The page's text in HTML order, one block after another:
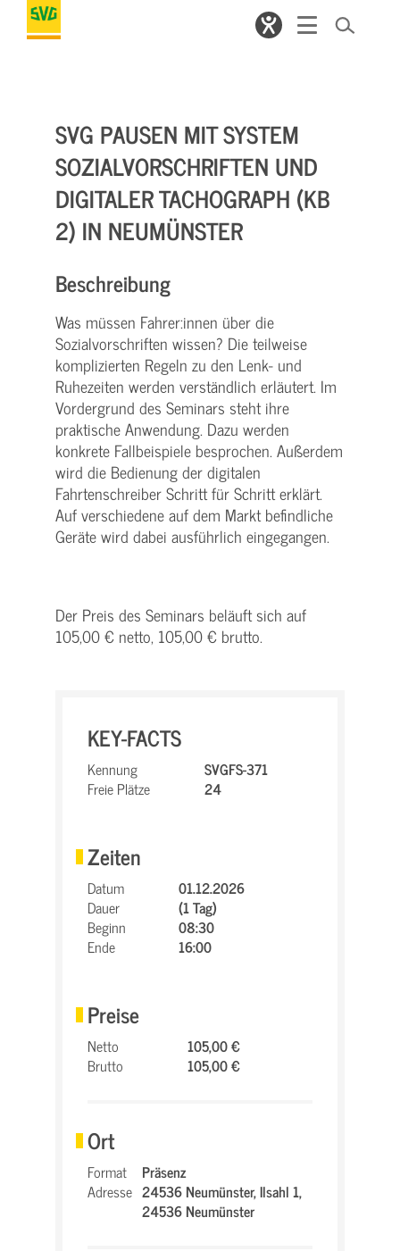
SVG PAUSEN MIT SYSTEM
SOZIALVORSCHRIFTEN UND
DIGITALER TACHOGRAPH (KB
2) IN NEUMÜNSTER
Beschreibung
Was müssen Fahrer:innen über die
Sozialvorschriften wissen? Die teilweise
komplizierten Regeln zu den Lenk- und
Ruhezeiten werden verständlich erläutert. Im
Vordergrund des Seminars steht ihre
praktische Anwendung. Dazu werden
konkrete Fallbeispiele besprochen. Außerdem
wird die Bedienung der digitalen
Fahrtenschreiber Schritt für Schritt erklärt.
Auf verschiedene auf dem Markt befindliche
Geräte wird dabei ausführlich eingegangen.
Der Preis des Seminars beläuft sich auf
105,00 € netto, 105,00 € brutto.
KEY-FACTS
Kennung
SVGFS-371
Freie Plätze
24
Zeiten
Datum
01.12.2026
Dauer
(1 Tag)
Beginn
08:30
Ende
16:00
Preise
Netto
105,00 €
Brutto
105,00 €
Ort
Format
Präsenz
Adresse 24536 Neumünster,Ilsahl 1,
24536 Neumünster